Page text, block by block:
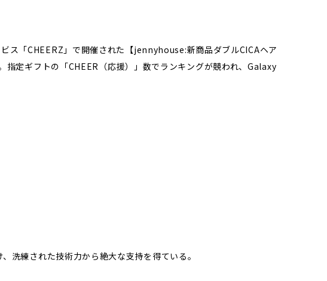
ス「CHEERZ」で開催された【jennyhouse:新商品ダブルCICAヘア
定ギフトの「CHEER（応援）」数でランキングが競われ、Galaxy
洗練された技術力から絶大な支持を得ている。